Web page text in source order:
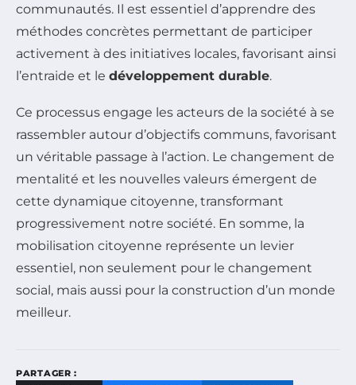
communautés. Il est essentiel d’apprendre des
méthodes concrètes permettant de participer
activement à des initiatives locales, favorisant ainsi
l’entraide et le développement durable.
Ce processus engage les acteurs de la société à se
rassembler autour d’objectifs communs, favorisant
un véritable passage à l’action. Le changement de
mentalité et les nouvelles valeurs émergent de
cette dynamique citoyenne, transformant
progressivement notre société. En somme, la
mobilisation citoyenne représente un levier
essentiel, non seulement pour le changement
social, mais aussi pour la construction d’un monde
meilleur.
PARTAGER :